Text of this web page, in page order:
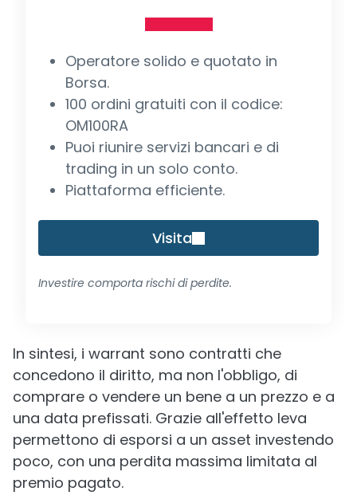
Operatore solido e quotato in
Borsa.
100 ordini gratuiti con il codice:
OM100RA
Puoi riunire servizi bancari e di
trading in un solo conto.
Piattaforma efficiente.
Visita
Investire comporta rischi di perdite.
In sintesi, i warrant sono contratti che
concedono il diritto, ma non l'obbligo, di
comprare o vendere un bene a un prezzo e a
una data prefissati. Grazie all'effetto leva
permettono di esporsi a un asset investendo
poco, con una perdita massima limitata al
premio pagato.